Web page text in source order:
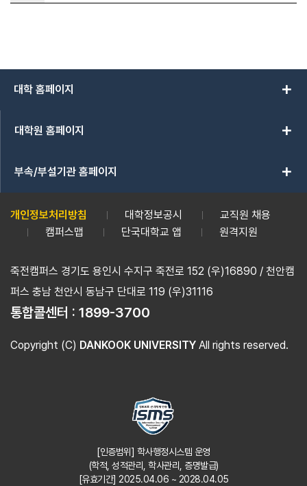
대학 홈페이지 add
대학원 홈페이지 add
부속/부설기관 홈페이지 add
개인정보처리방침 대학정보공시
교직원 채용
캠퍼스맵
단국대학교 앱 원격지원
죽전캠퍼스 경기도 용인시 수지구 죽전로 152 (우)16890 / 천안캠
퍼스 충남 천안시 동남구 단대로 119 (우)31116
통합콜센터 : 1899-3700
Copyright (C) DANKOOK UNIVERSITY All rights reserved.
[인증범위] 학사행정시스템 운영
(학적, 성적관리, 학사관리, 증명발급)
[유효기간] 2025.04.06 ~ 2028.04.05